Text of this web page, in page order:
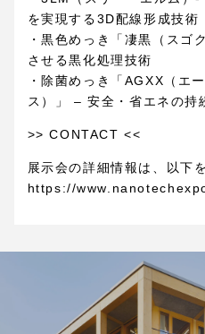
を実現する3D配線形成技術
・黒色めっき「凄黒（スゴ
させる黒化処理技術
・除菌めっき「AGXX（エ
ス）」 – 安全・省エネの持
>>CONTACT <<
展示会の詳細情報は、以下
https://